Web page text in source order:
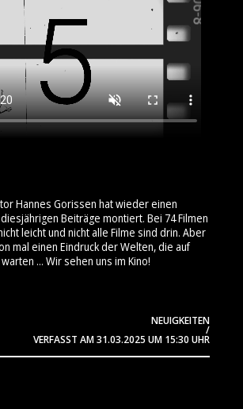
Hannes Gorissen hat wieder einen
Beiträge montiert. Bei 74 Filmen
leicht und nicht alle Filme sind drin. Aber
mal einen Eindruck der Welten, die auf
... Wir sehen uns im Kino!
NEUIGKEITEN
/
VERFASST AM31.03.2025 UM 15:30 UHR